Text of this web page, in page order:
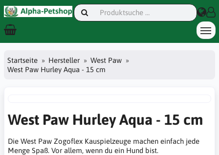
Startseite Hersteller
West Paw
West Paw Hurley Aqua - 15 cm
West Paw Hurley Aqua - 15 cm
Die West Paw Zogoflex Kauspielzeuge machen einfach jede
Menge Spaß. Vor allem, wenn du ein Hund bist.